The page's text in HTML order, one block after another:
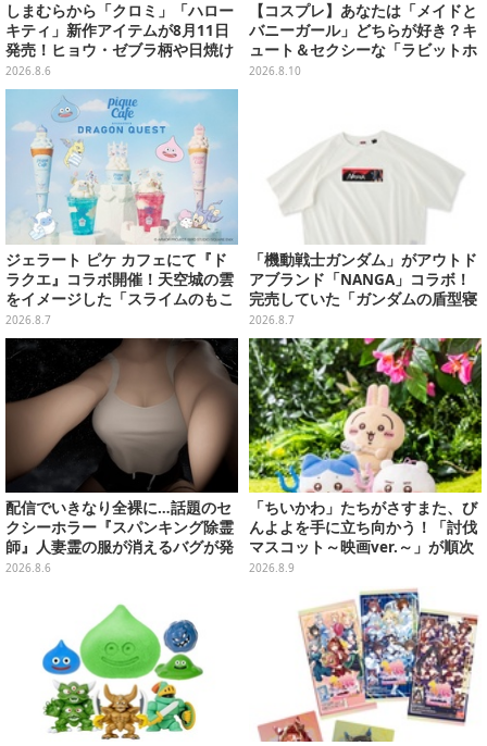
しまむらから「クロミ」「ハロー
キティ」新作アイテムが8月11日
発売！ヒョウ・ゼブラ柄や日焼け
デザインの可愛い雑貨・アパレル
など多数
2026.8.6
【コスプレ】あなたは「メイドと
バニーガール」どちらが好き？キ
ュート＆セクシーな「ラビットホ
ール」ミク併せの美女レイヤー
2026.8.10
ジェラート ピケ カフェにて『ド
ラクエ』コラボ開催！天空城の雲
をイメージした「スライムのもこ
もこ天空クレープ」などを提供
2026.8.7
「機動戦士ガンダム」がアウトド
アブランド「NANGA」コラボ！
完売していた「ガンダムの盾型寝
袋」も2次受注開始
2026.8.7
配信でいきなり全裸に…話題のセ
クシーホラー『スパンキング除霊
師』人妻霊の服が消えるバグが発
生。「丸裸になる現象を泣きなが
2026.8.6
「ちいかわ」たちがさすまた、び
んよよを手に立ち向かう！「討伐
マスコット～映画ver.～」が順次
展開
2026.8.9